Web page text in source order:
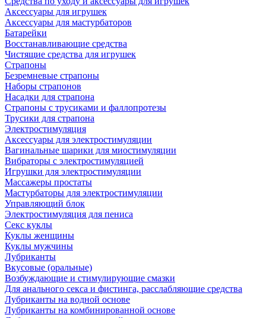
Аксессуары для игрушек
Аксессуары для мастурбаторов
Батарейки
Восстанавливающие средства
Чистящие средства для игрушек
Страпоны
Безремневые страпоны
Наборы страпонов
Насадки для страпона
Страпоны с трусиками и фаллопротезы
Трусики для страпона
Электростимуляция
Аксессуары для электростимуляции
Вагинальные шарики для миостимуляции
Вибраторы с электростимуляцией
Игрушки для электростимуляции
Массажеры простаты
Мастурбаторы для электростимуляции
Управляющий блок
Электростимуляция для пениса
Секс куклы
Куклы женщины
Куклы мужчины
Лубриканты
Вкусовые (оральные)
Возбуждающие и стимулирующие смазки
Для анального секса и фистинга, расслабляющие средства
Лубриканты на водной основе
Лубриканты на комбинированной основе